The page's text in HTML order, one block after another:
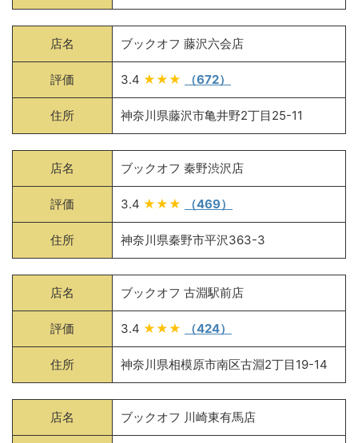
店名 ブックオフ 藤沢六会店
評価 3.4 ★★★ （672）
住所 神奈川県藤沢市亀井野2丁目25-11
店名 ブックオフ 秦野渋沢店
評価 3.4 ★★★ （469）
住所 神奈川県秦野市平沢363-3
店名 ブックオフ 古淵駅前店
評価 3.4 ★★★ （424）
住所 神奈川県相模原市南区古淵2丁目19-14
店名 ブックオフ 川崎東有馬店